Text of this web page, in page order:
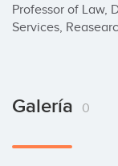
Professor of Law,
Services,
Galería 0